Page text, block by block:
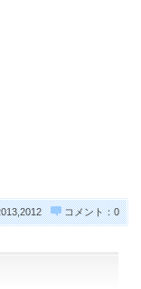
コメント：0